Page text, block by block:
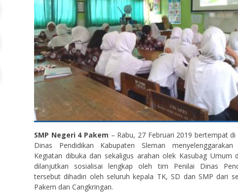
SMP Negeri 4 Pakem – Rabu, 27 Februari 2019 bertempat
Dinas Pendidikan Kabupaten Sleman menyelenggarakan
Kegiatan dibuka dan sekaligus arahan olek Kasubag Umum
dilanjutkan sosialisai lengkap oleh tim Penilai Dinas
tersebut dihadiri oleh seluruh kepala TK, SD dan SMP dari
Pakem dan Cangkringan.